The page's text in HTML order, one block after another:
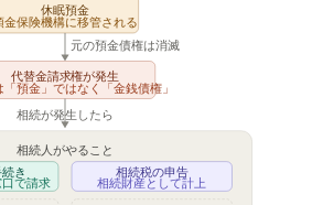
休眠預金
金保険機構に移管される
元の預金債権は消滅
代替金請求権が発生
「預金」ではなく「金銭債権」
相続が発生したら
相続人がやること
き
で請求
相続税の申告
相続財産として計上